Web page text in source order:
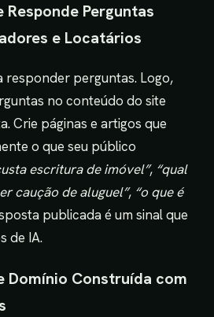
Perguntas
e Locatários
responder perguntas. Logo,
no conteúdo do site
Crie páginas e artigos que
o que seu público
escritura de imóvel”, “qual
caução de aluguel”, “o que é
publicada é um sinal que
de IA.
Domínio Construída com